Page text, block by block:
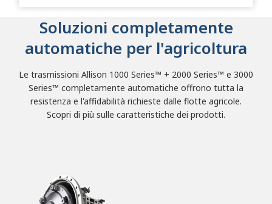
Soluzioni completamente
automatiche per l'agricoltura
Le trasmissioni Allison 1000 Series™ + 2000 Series™ e 3000
Series™ completamente automatiche offrono tutta la
resistenza e l'affidabilità richieste dalle flotte agricole.
Scopri di più sulle caratteristiche dei prodotti.